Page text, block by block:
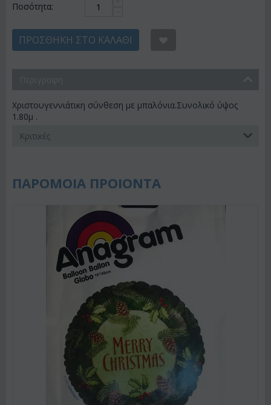
Ποσότητα:
ΠΡΟΣΘΉΚΗ ΣΤΟ ΚΑΛΆΘΙ
Χριστουγεννιάτικη σύνθεση με μπαλόνια.Συνολικό ύψος
1.80μ .
Κριτικές
ΠΑΡΟΜΟΙΑ ΠΡΟΙΟΝΤΑ